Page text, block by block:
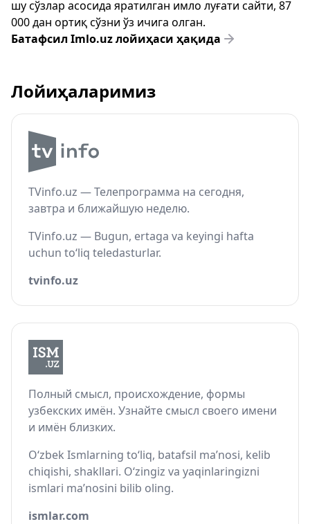
шу сўзлар асосида яратилган имло луғати сайти, 87
000 дан ортиқ сўзни ўз ичига олган.
Батафсил Imlo.uz лойиҳаси ҳақида
Лойиҳаларимиз
TVinfo.uz — Телепрограмма на сегодня,
завтра и ближайшую неделю.
TVinfo.uz — Bugun, ertaga va keyingi hafta
uchun to‘liq teledasturlar.
tvinfo.uz
Полный смысл, происхождение, формы
узбекских имён. Узнайте смысл своего имени
и имён близких.
O‘zbek Ismlarning to‘liq, batafsil ma’nosi, kelib
chiqishi, shakllari. O‘zingiz va yaqinlaringizni
ismlari ma’nosini bilib oling.
ismlar.com